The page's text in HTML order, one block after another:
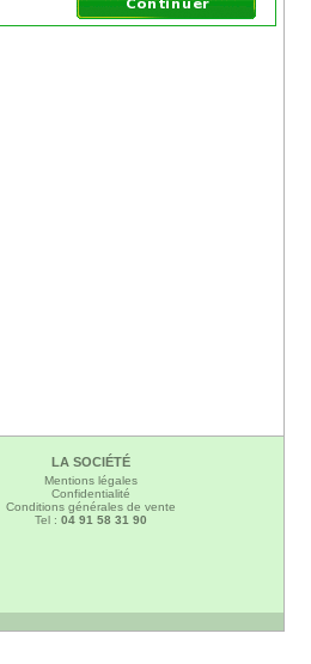
LA SOCIÉTÉ
Mentions légales
Confidentialité
Conditions générales de vente
Tel : 04 91 58 31 90